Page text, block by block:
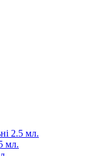
2.5 мл.
мл.